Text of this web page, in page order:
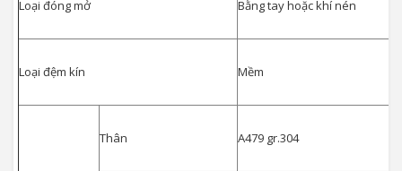
Loại đóng mở Bằng tay hoặc khí nén
Loại đệm kín Mềm
Thân A479 gr.304